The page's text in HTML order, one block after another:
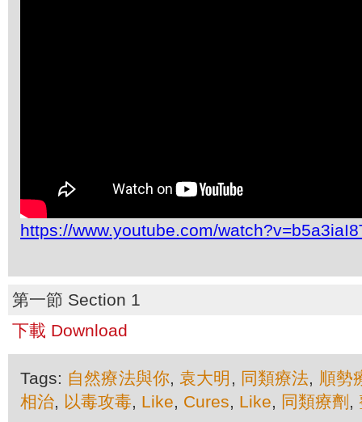
https://www.youtube.com/
第一節 Section 1
下載 Download
Tags: 自然療法與你,袁大明 , 同類療法, 順勢
相治, 以毒攻毒, Like, Cures, Like, 同類療劑 ,